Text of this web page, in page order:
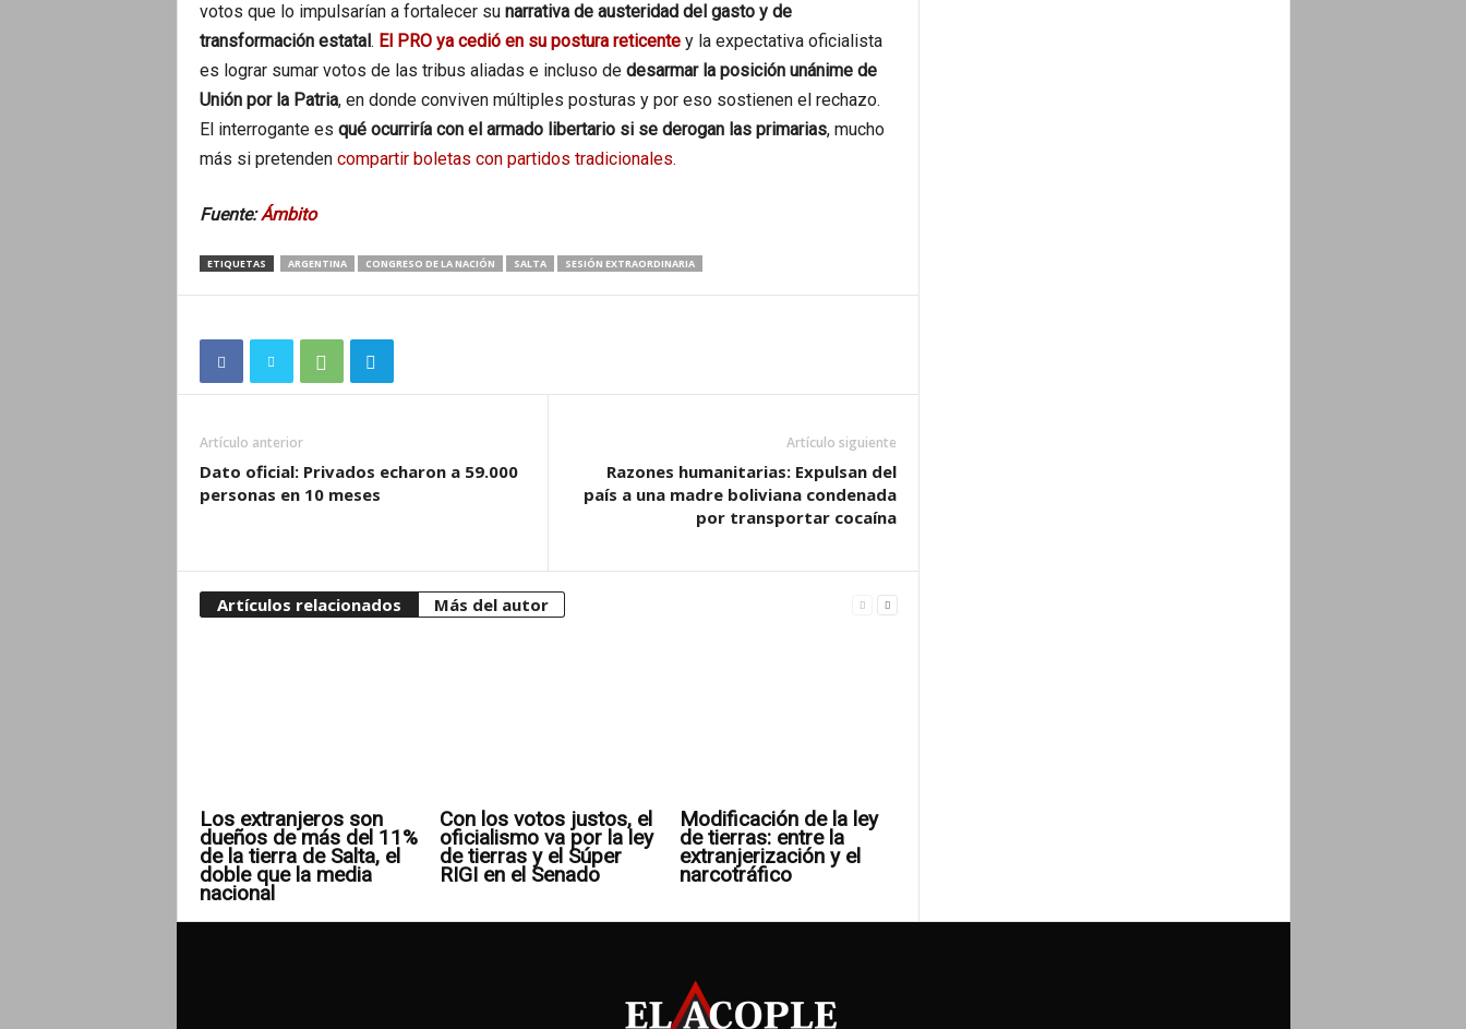
votos que lo impulsarían a fortalecer sunarrativa de austeridad del gasto y de
transformación estatal. El PRO ya cedió en su postura reticentey la expectativa oficialista
es lograr sumar votos de las tribus aliadas e incluso de desarmar la posición unánime de
Unión por la Patria, en donde conviven múltiples posturas y por eso sostienen el rechazo.
El interrogante es qué ocurriría con el armado libertario si se derogan las primarias, mucho
más si pretenden compartir boletas con partidos tradicionales.
Fuente:Ámbito
ETIQUETAS ARGENTINA CONGRESO DE LA NACIÓN SALTA SESIÓN EXTRAORDINARIA
Artículo anterior
Dato oficial: Privados echaron a 59.000
personas en 10 meses
Artículo siguiente
Razones humanitarias: Expulsan del
país a una madre boliviana condenada
por transportar cocaína
Artículos relacionados Más del autor
Los extranjeros son
dueños de más del 11%
de la tierra de Salta, el
doble que la media
nacional
Con los votos justos, el
oficialismo va por la ley
de tierras y el Súper
RIGI en el Senado
Modificación de la ley
de tierras: entre la
extranjerización y el
narcotráfico